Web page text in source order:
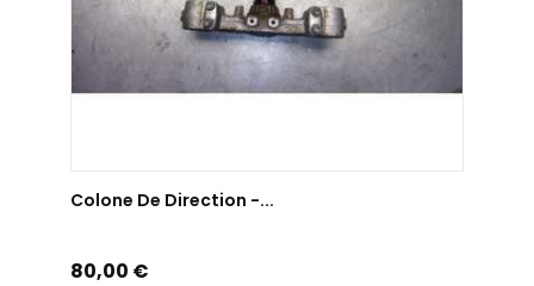
Colone De Direction -...
Prix
80,00 €